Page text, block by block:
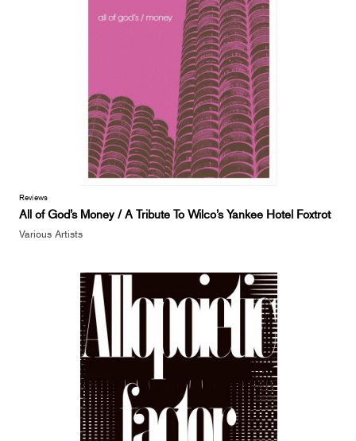
Reviews
All of God’s Money / A Tribute To Wilco’s Yankee Hotel Foxtrot
Various Artists